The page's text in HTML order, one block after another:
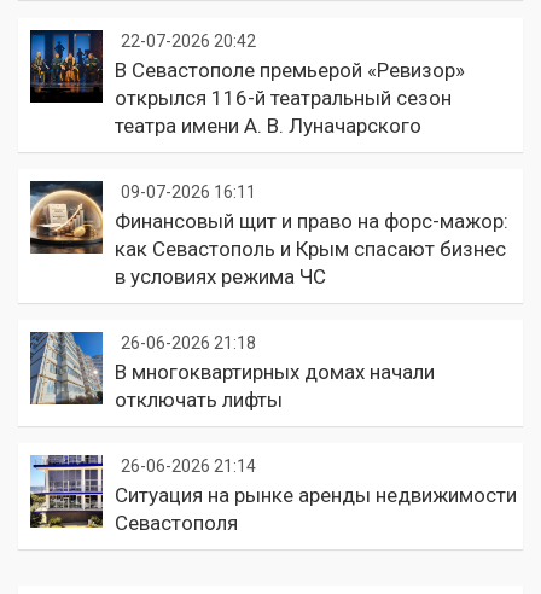
22-07-2026 20:42
В Севастополе премьерой «Ревизор»
открылся 116-й театральный сезон
театра имени А. В. Луначарского
09-07-2026 16:11
Финансовый щит и право на форс-мажор:
как Севастополь и Крым спасают бизнес
в условиях режима ЧС
26-06-2026 21:18
В многоквартирных домах начали
отключать лифты
26-06-2026 21:14
Ситуация на рынке аренды недвижимости
Севастополя